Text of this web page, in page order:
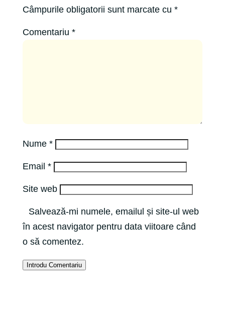
Câmpurile obligatorii sunt marcate cu *
Comentariu *
Nume *
Email *
Site web
Salvează-mi numele, emailul și site-ul web
în acest navigator pentru data viitoare când
o să comentez.
Introdu Comentariu